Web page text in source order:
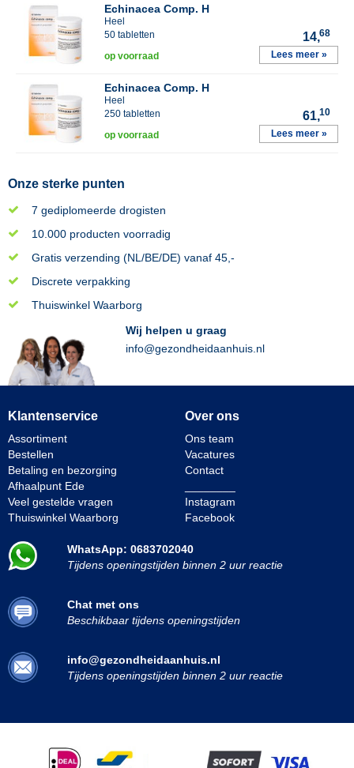
Echinacea Comp. H
Heel
50 tabletten
14,68
op voorraad Lees meer »
Echinacea Comp. H
Heel
250 tabletten
61,10
op voorraad Lees meer »
Onze sterke punten
7 gediplomeerde drogisten
10.000 producten voorradig
Gratis verzending (NL/BE/DE) vanaf 45,-
Discrete verpakking
Thuiswinkel Waarborg
Wij helpen u graag
info@gezondheidaanhuis.nl
Klantenservice
Assortiment
Bestellen
Betaling en bezorging
Afhaalpunt Ede
Veel gestelde vragen
Thuiswinkel Waarborg
Over ons
Ons team
Vacatures
Contact
Instagram
Facebook
WhatsApp: 0683702040
Tijdens openingstijden binnen 2 uur reactie
Chat met ons
Beschikbaar tijdens openingstijden
info@gezondheidaanhuis.nl
Tijdens openingstijden binnen 2 uur reactie